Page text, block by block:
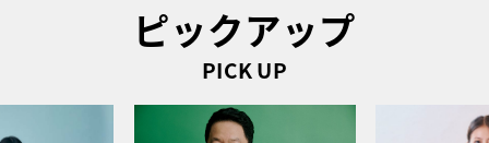
ピックアップ
PICK UP